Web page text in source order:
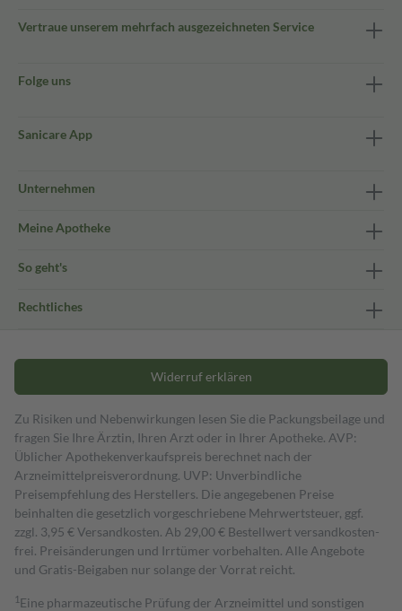
Vertraue unserem mehrfach ausgezeichneten Service
Folge uns
Sanicare App
Unternehmen
Meine Apotheke
So geht's
Rechtliches
Widerruf erklären
Zu Risiken und Nebenwirkungen lesen Sie die Packungsbeilage und
fragen Sie Ihre Ärztin, Ihren Arzt oder in Ihrer Apotheke. AVP:
Üblicher Apothekenverkaufspreis berechnet nach der
Arzneimittelpreisverordnung. UVP: Unverbindliche
Preisempfehlung des Herstellers. Die angegebenen Preise
beinhalten die gesetzlich vorgeschriebene Mehrwertsteuer, ggf.
zzgl. 3,95 € Versandkosten. Ab 29,00 € Bestell­wert versand­kosten­
frei. Preisänderungen und Irrtümer vorbehalten. Alle Angebote
und Gratis-Beigaben nur solange der Vorrat reicht.
1 Eine pharmazeutische Prüfung der Arzneimittel und sonstigen